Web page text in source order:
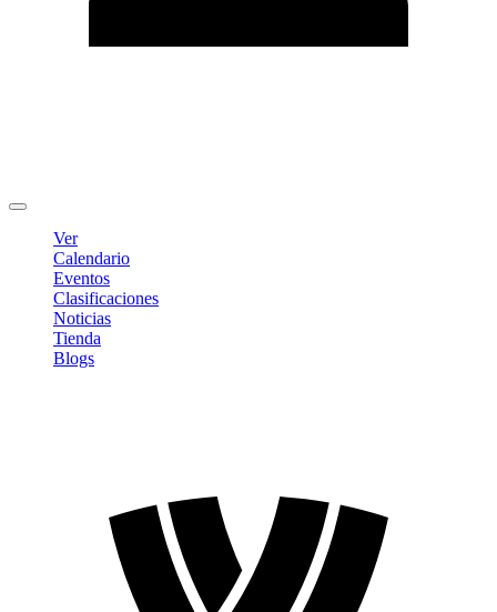
Ver
Calendario
Eventos
Clasificaciones
Noticias
Tienda
Blogs